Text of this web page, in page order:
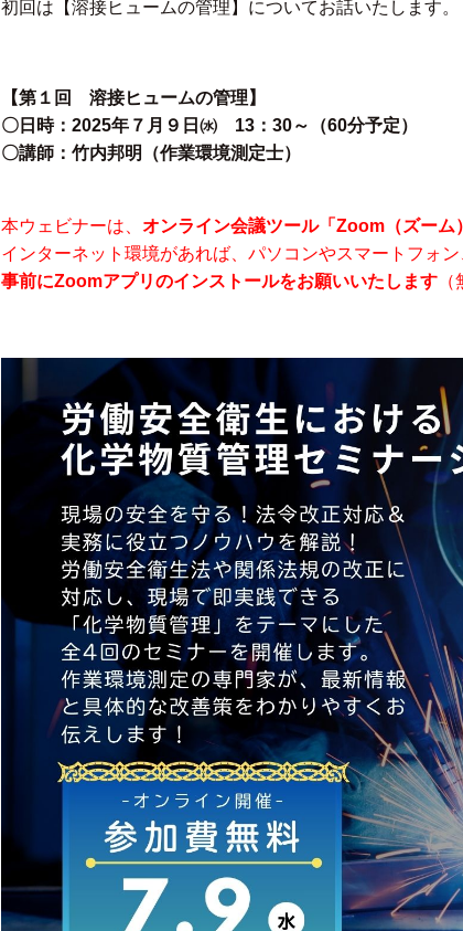
初回は【溶接ヒュームの管理】についてお話いたします。
【第１回 溶接ヒュームの管理】
〇日時：2025年７月９日㈬ 13：30～（60分予定）
〇講師：竹内邦明（作業環境測定士）
本ウェビナーは、 オンライン会議ツール「Zoom（ズーム
インターネット環境があれば、パソコンやスマートフォ
事前にZoomアプリのインストールをお願いいたします